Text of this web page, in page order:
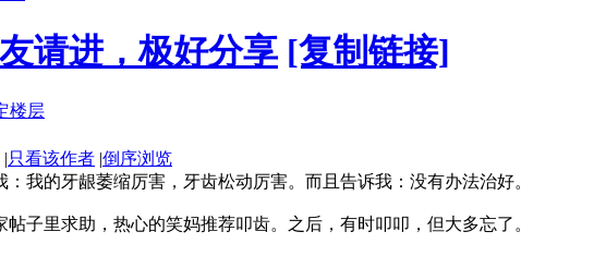
请进，极好分享 [复制链接]
|只看该作者 |倒序浏览
我的牙龈萎缩厉害，牙齿松动厉害。而且告诉我：没有办法治好。
子里求助，热心的笑妈推荐叩齿。之后，有时叩叩，但大多忘了。